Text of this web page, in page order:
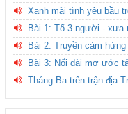
Xanh mãi tình yêu bầu
Bài 1: Tổ 3 người - xưa
Bài 2: Truyền cảm
Bài 3: Nối dài mơ ước
Tháng Ba trên trận địa